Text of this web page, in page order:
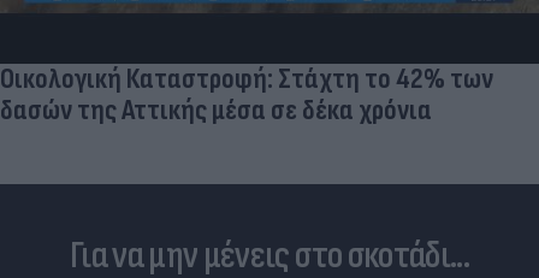
Οικολογική Καταστροφή: Στάχτη το 42% των
δασών της Αττικής μέσα σε δέκα χρόνια
Για να μην μένεις στο σκοτάδι...